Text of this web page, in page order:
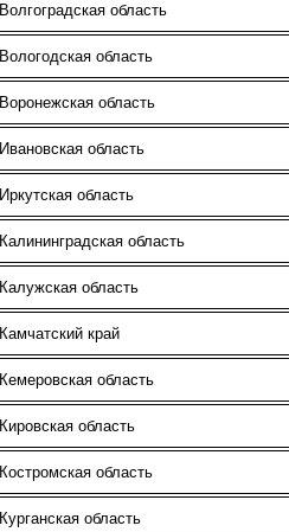
Волгоградская область
Вологодская область
Воронежская область
Ивановская область
Иркутская область
Калининградская область
Калужская область
Камчатский край
Кемеровская область
Кировская область
Костромская область
Курганская область